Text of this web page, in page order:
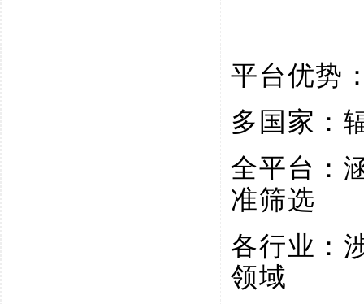
平台优势
多国家：
全平台：
准筛选
各行业：
领域